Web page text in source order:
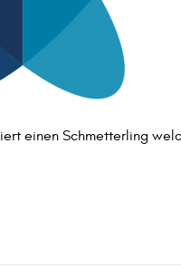
einen Schmetterling